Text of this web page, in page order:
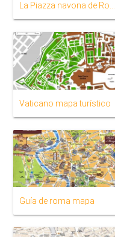
La Piazza navona de Roma mapa
Vaticano mapa turístico
Guía de roma mapa